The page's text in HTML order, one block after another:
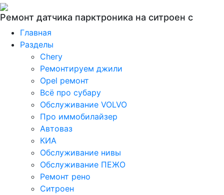
Ремонт датчика парктроника на ситроен с
Главная
Разделы
Chery
Ремонтируем джили
Opel ремонт
Всё про субару
Обслуживание VOLVO
Про иммобилайзер
Автоваз
КИА
Обслуживание нивы
Обслуживание ПЕЖО
Ремонт рено
Ситроен